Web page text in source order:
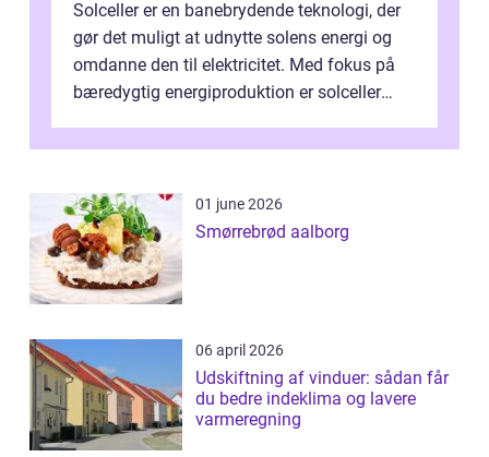
Solceller er en banebrydende teknologi, der
gør det muligt at udnytte solens energi og
omdanne den til elektricitet. Med fokus på
bæredygtig energiproduktion er solceller
01 june 2026
Smørrebrød aalborg
06 april 2026
Udskiftning af vinduer: sådan får
du bedre indeklima og lavere
varmeregning